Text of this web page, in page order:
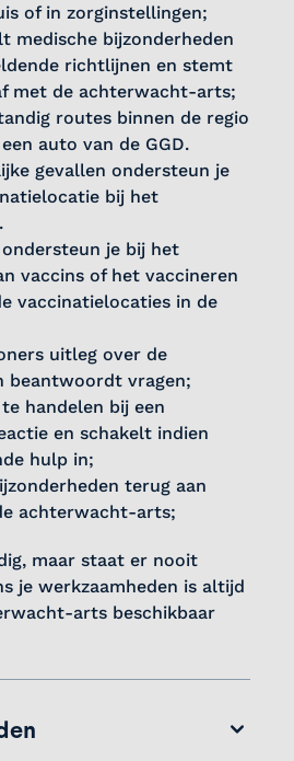
of in zorginstellingen;
medische bijzonderheden
richtlijnen en stemt
met de achterwacht-arts;
routes binnen de regio
auto van de GGD.
gevallen ondersteun je
bij het
je bij het
vaccins of het vaccineren
vaccinatielocaties in de
uitleg over de
beantwoordt vragen;
handelen bij een
en schakelt indien
hulp in;
terug aan
achterwacht-arts;
maar staat er nooit
je werkzaamheden is altijd
arts beschikbaar